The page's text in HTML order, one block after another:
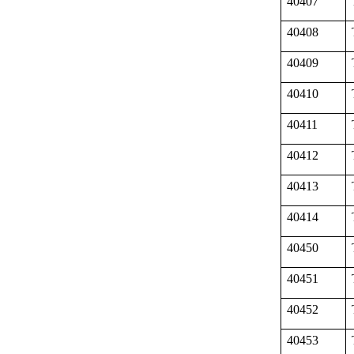
40408
40409
40410
40411
40412
40413
40414
40450
40451
40452
40453